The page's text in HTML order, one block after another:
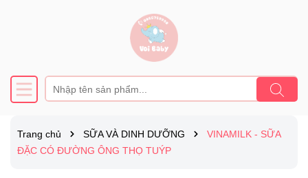
Trang chủ SỮA VÀ DINH DƯỠNG
VINAMILK - SỮA
ĐẶC CÓ ĐƯỜNG ÔNG THỌ TUÝP